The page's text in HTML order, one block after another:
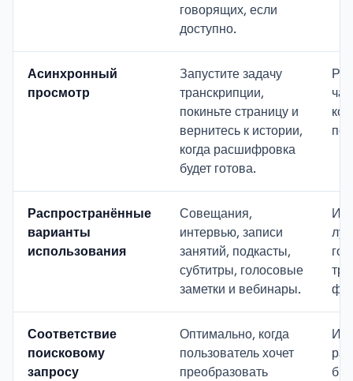
говорящих, если
доступно.
Асинхронный
просмотр
Запустите задачу
транскрипции,
покиньте страницу и
вернитесь к истории,
когда расшифровка
будет готова.
Распространённые
варианты
использования
Совещания,
интервью, записи
занятий, подкасты,
субтитры, голосовые
заметки и вебинары.
Соответствие
поисковому
запросу
Оптимально, когда
пользователь хочет
преобразовать